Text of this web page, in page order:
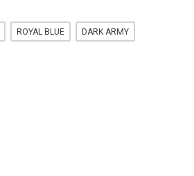
ROYAL BLUE DARK ARMY